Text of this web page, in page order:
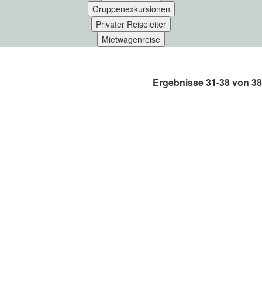
Gruppenexkursionen
Privater Reiseleiter
Mietwagenreise
Ergebnisse 31-38 von 38